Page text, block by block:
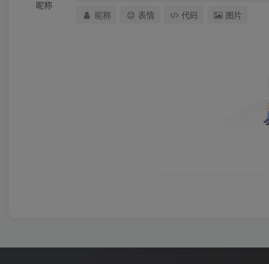
昵称
昵称
表情 代码 图片